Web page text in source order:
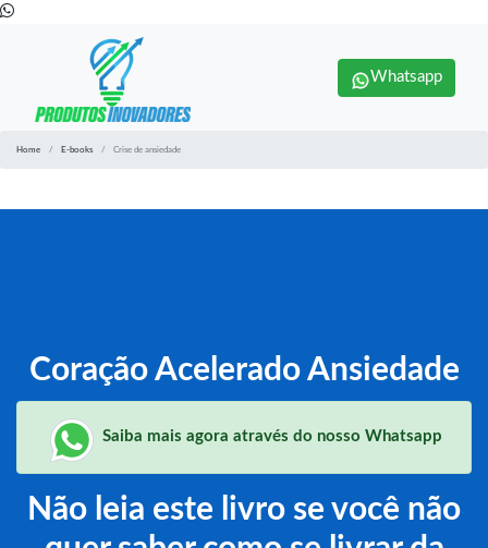
Whatsapp
Home E-books Crise de ansiedade
Coração Acelerado Ansiedade
Saiba mais agora através do nosso Whatsapp
Não leia este livro se você não